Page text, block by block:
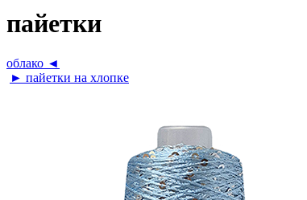
пaйетки
облако ◄
► пaйетки на хлопке